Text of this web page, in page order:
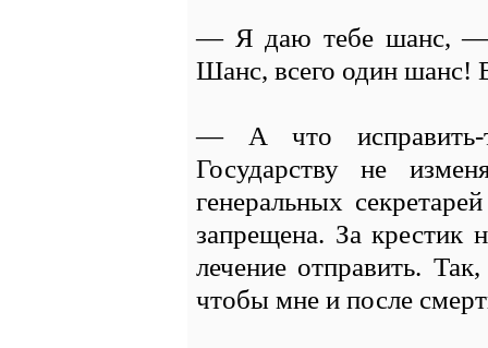
— Я даю тебе шанс, —
Шанс, всего один шанс!
— А что исправить-
Государству не
генеральных
запрещена. За крестик
лечение отправить.
чтобы мне и после